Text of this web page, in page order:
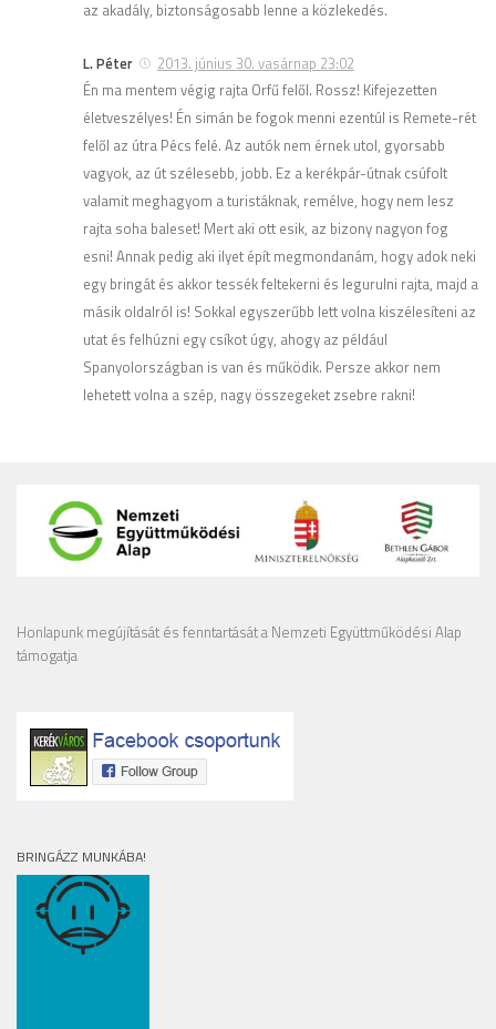
az akadály, biztonságosabb lenne a közlekedés.
L. Péter
2013. június 30. vasárnap 23:02
Én ma mentem végig rajta Orfű felől. Rossz! Kifejezetten
életveszélyes! Én simán be fogok menni ezentúl is Remete-rét
felől az útra Pécs felé. Az autók nem érnek utol, gyorsabb
vagyok, az út szélesebb, jobb. Ez a kerékpár-útnak csúfolt
valamit meghagyom a turistáknak, remélve, hogy nem lesz
rajta soha baleset! Mert aki ott esik, az bizony nagyon fog
esni! Annak pedig aki ilyet épít megmondanám, hogy adok neki
egy bringát és akkor tessék feltekerni és legurulni rajta, majd a
másik oldalról is! Sokkal egyszerűbb lett volna kiszélesíteni az
utat és felhúzni egy csíkot úgy, ahogy az például
Spanyolországban is van és működik. Persze akkor nem
lehetett volna a szép, nagy összegeket zsebre rakni!
Honlapunk megújítását és fenntartását a Nemzeti Együttműködési Alap
támogatja
BRINGÁZZ MUNKÁBA!